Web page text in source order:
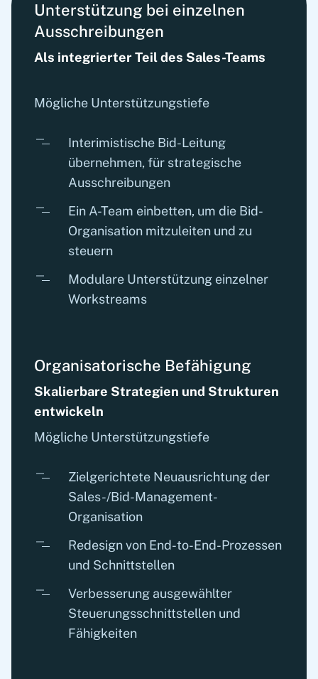
Unterstützung bei einzelnen
Ausschreibungen
Als integrierter Teil des Sales-Teams
Mögliche Unterstützungstiefe
Interimistische Bid-Leitung
übernehmen, für strategische
Ausschreibungen
Ein A-Team einbetten, um die Bid-
Organisation mitzuleiten und zu
steuern
Modulare Unterstützung einzelner
Workstreams
Organisatorische Befähigung
Skalierbare Strategien und Strukturen
entwickeln
Mögliche Unterstützungstiefe
Zielgerichtete Neuausrichtung der
Sales-/Bid-Management-
Organisation
Redesign von End-to-End-Prozessen
und Schnittstellen
Verbesserung ausgewählter
Steuerungsschnittstellen und
Fähigkeiten